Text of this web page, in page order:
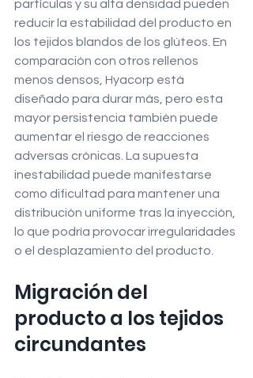
partículas y su alta densidad pueden
reducir la estabilidad del producto en
los tejidos blandos de los glúteos. En
comparación con otros rellenos
menos densos, Hyacorp está
diseñado para durar más, pero esta
mayor persistencia también puede
aumentar el riesgo de reacciones
adversas crónicas. La supuesta
inestabilidad puede manifestarse
como dificultad para mantener una
distribución uniforme tras la inyección,
lo que podría provocar irregularidades
o el desplazamiento del producto.
Migración del
producto a los tejidos
circundantes